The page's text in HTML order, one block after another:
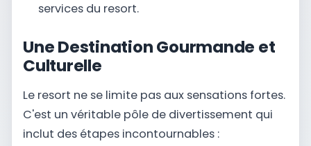
services du resort.
Une Destination Gourmande et
Culturelle
Le resort ne se limite pas aux sensations fortes.
C'est un véritable pôle de divertissement qui
inclut des étapes incontournables :